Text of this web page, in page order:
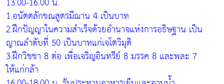
1.อนัตตลักขณสูตรมีฌาน 4 เป็นบาท
2.ฝึกปัญญาในความสำเร็จด้วยอำนาจแห่งการอธิษฐาน เป็น
ญาณลำดับที่ 50 เป็นบาทแก่เจโตวิมุติ
3.ฝึกวิชชา 8 ต่อ เพื่อเจริญอินทรีย์ 8 มรรค 8 และพละ 7
ให้แก่กล้า